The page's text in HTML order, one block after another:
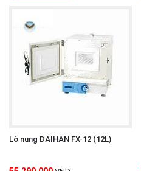
Lò nung DAIHAN FX-12 (12L)